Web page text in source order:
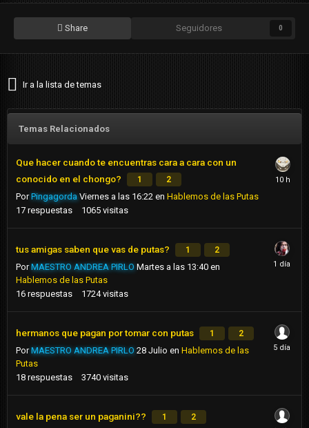
Share Seguidores 0
Ir a la lista de temas
Temas Relacionados
Que hacer cuando te encuentras cara a cara con un
conocido en el chongo?
1 2
PorPingagorda Viernes a las 16:22 en Hablemos de las Putas
17 respuestas 1065 visitas
tus amigas saben que vas de putas? 1 2
PorMAESTRO ANDREA PIRLO Martes a las 13:40 en
Hablemos de las Putas
16 respuestas 1724 visitas
hermanos que pagan por tomar con putas 1 2
PorMAESTRO ANDREA PIRLO 28 Julio en Hablemos de las
Putas
18 respuestas 3740 visitas
vale la pena ser un paganini?? 1 2